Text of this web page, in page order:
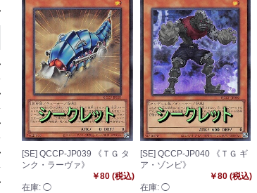
[SE] QCCP-JP039 《ＴＧ タ
ンク・ラーヴァ》
￥80 (税込)
在庫: ◯
[SE] QCCP-JP040 《ＴＧ ギ
ア・ゾンビ》
￥80 (税込)
在庫: ◯